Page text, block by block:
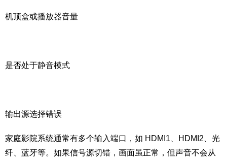
机顶盒或播放器音量
是否处于静音模式
输出源选择错误
家庭影院系统通常有多个输入端口，如 HDMI1、HDMI2、光
纤、蓝牙等。如果信号源切错，画面虽正常，但声音不会从